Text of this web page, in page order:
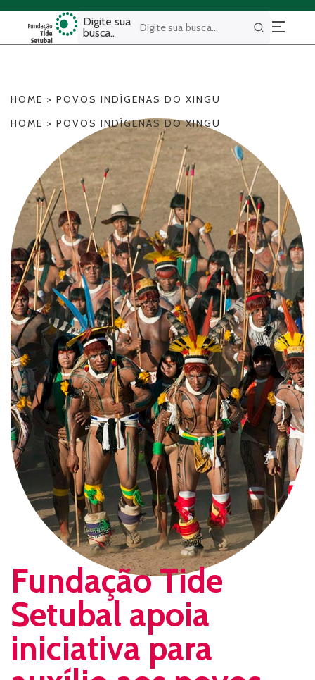
Digite sua
busca..
Buscar
HOME > POVOS INDÍGENAS DO XINGU
HOME > POVOS INDÍGENAS DO XINGU
Fundação Tide
Setubal apoia
iniciativa para